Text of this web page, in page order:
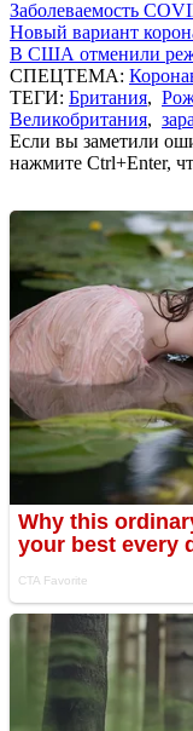
Заболеваемость
Новый вариант
В США отменили
СПЕЦТЕМА:
ТЕГИ: Британия,
Великобритания,
Если вы заметили
нажмите Ctrl+Enter,